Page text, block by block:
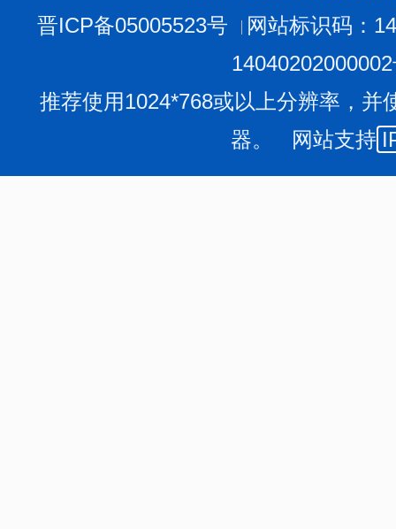
晋ICP备05005523号
网站标识码：
推荐使用1024*768或以上分辨率，并
器。 网站支持